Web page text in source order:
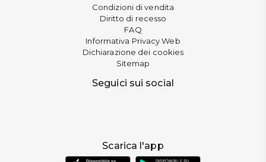
Condizioni di vendita
Diritto di recesso
FAQ
Informativa Privacy Web
Dichiarazione dei cookies
Sitemap
Seguici sui social
Scarica l'app